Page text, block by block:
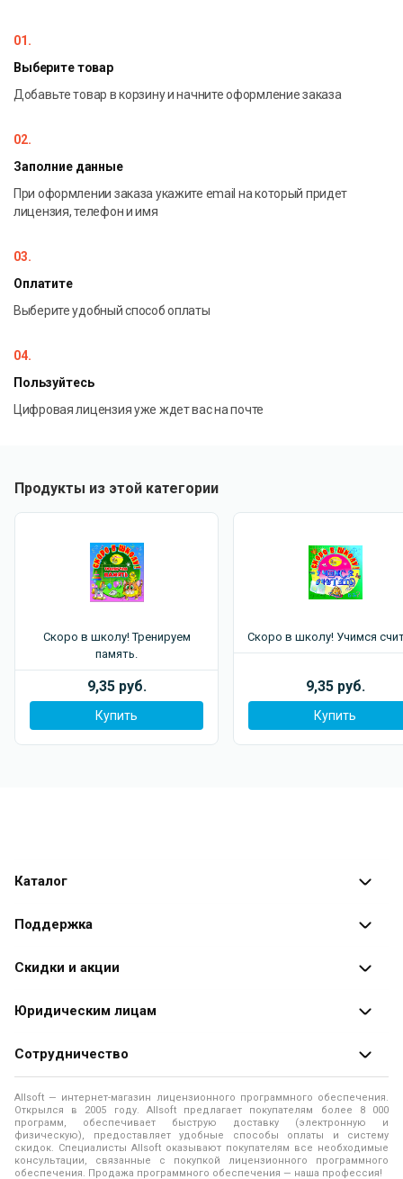
01.
Выберите товар
Добавьте товар в корзину и начните оформление заказа
02.
Заполние данные
При оформлении заказа укажите email на который придет
лицензия, телефон и имя
03.
Оплатите
Выберите удобный способ оплаты
04.
Пользуйтесь
Цифровая лицензия уже ждет вас на почте
Продукты из этой категории
Скоро в школу! Тренируем
память.
9,35 руб.
Купить
Скоро в школу! Учимся
9,35 руб.
Купить
Каталог
Каталог программ
Поддержка
Оплата заказов
Доставка заказа
Помощь
Правила продажи
Политика использования файлов Cookie
Скидки и акции
Специальные
Юридическим лицам
Продажа программ юридическим лицам
О лицензировании программного обеспечения
Программы для компьютера
Контакты
Сотрудничество
О магазине
Адреса и телефоны
Новости
Allsoft — интернет-магазин лицензионного программного обеспечения.
Открылся в 2005 году. Allsoft предлагает покупателям более 8 000
программ, обеспечивает быструю доставку (электронную и
физическую), предоставляет удобные способы оплаты и систему
скидок. Специалисты Allsoft оказывают покупателям все необходимые
консультации, связанные с покупкой лицензионного программного
обеспечения. Продажа программного обеспечения — наша профессия!